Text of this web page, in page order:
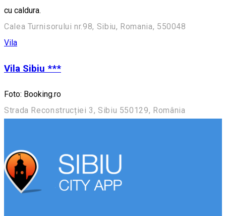
cu caldura.
Calea Turnisorului nr.98, Sibiu, Romania, 550048
Vila
Vila Sibiu ***
Foto: Booking.ro
Strada Reconstrucției 3, Sibiu 550129, România